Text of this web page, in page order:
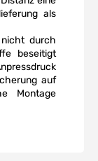
als
nicht durch
beseitigt
auf
Montage